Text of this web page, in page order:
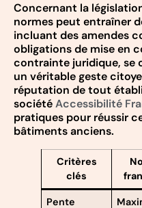
Concernant la
normes peut entraîner
incluant des amendes
obligations de mise en
contrainte juridique, se
un véritable geste
réputation de tout
sociétéAccessibilité
pratiques pour réussir
bâtiments anciens.
Critères
clés
Pente